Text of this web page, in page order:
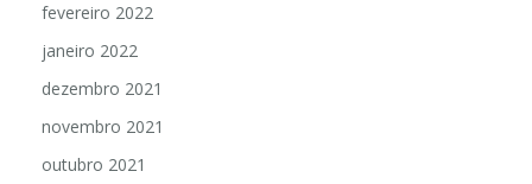
fevereiro 2022
janeiro 2022
dezembro 2021
novembro 2021
outubro 2021